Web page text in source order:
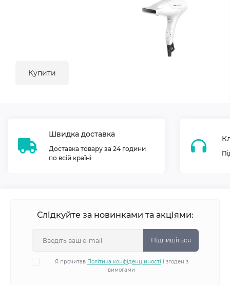
Купити
Швидка доставка
Доставка товару за 24 години
по всій країні
Слідкуйте за новинками та акціями:
Підпишіться
Я прочитав Політика конфіденційності і згоден з
вимогами